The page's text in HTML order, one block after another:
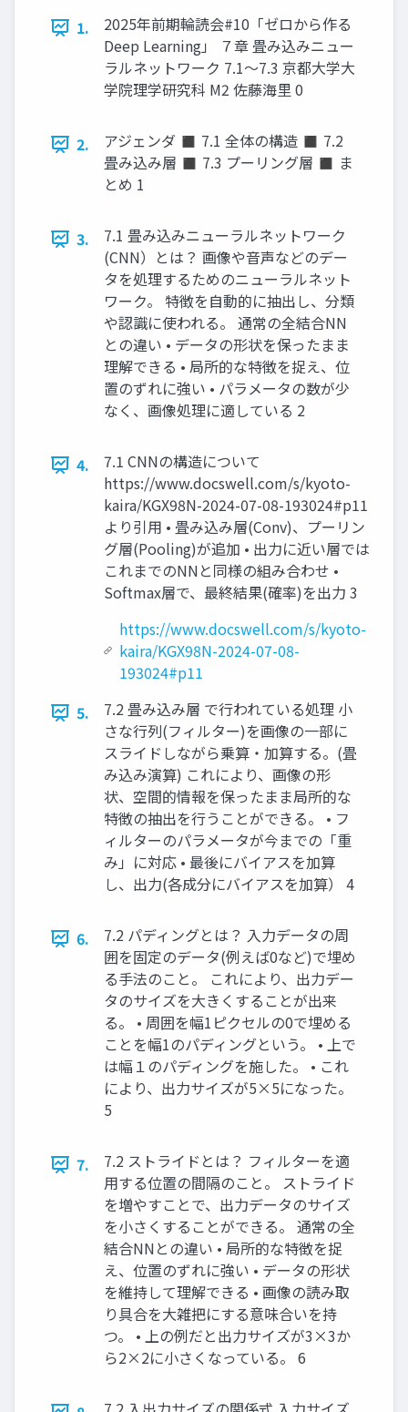
1.
2025年前期輪読会#10「ゼロから作る
Deep Learning」 ７章 畳み込みニュー
ラルネットワーク 7.1～7.3 京都大学大
学院理学研究科 M2 佐藤海里 0
2.
アジェンダ ◼ 7.1 全体の構造 ◼ 7.2
畳み込み層 ◼ 7.3 プーリング層 ◼ ま
とめ 1
3.
7.1 畳み込みニューラルネットワーク
(CNN）とは？ 画像や音声などのデー
タを処理するためのニューラルネット
ワーク。 特徴を自動的に抽出し、分類
や認識に使われる。 通常の全結合NN
との違い • データの形状を保ったまま
理解できる • 局所的な特徴を捉え、位
置のずれに強い • パラメータの数が少
なく、画像処理に適している 2
4.
7.1 CNNの構造について
https://www.docswell.com/s/kyoto-
kaira/KGX98N-2024-07-08-193024#p11
より引用 • 畳み込み層(Conv)、プーリン
グ層(Pooling)が追加 • 出力に近い層では
これまでのNNと同様の組み合わせ •
Softmax層で、最終結果(確率)を出力 3
https://www.docswell.com/s/kyoto-
kaira/KGX98N-2024-07-08-
193024#p11
5.
7.2 畳み込み層 で行われている処理 小
さな行列(フィルター)を画像の一部に
スライドしながら乗算・加算する。(畳
み込み演算) これにより、画像の形
状、空間的情報を保ったまま局所的な
特徴の抽出を行うことができる。 • フ
ィルターのパラメータが今までの「重
み」に対応 • 最後にバイアスを加算
し、出力(各成分にバイアスを加算） 4
6.
7.2 パディングとは？ 入力データの周
囲を固定のデータ(例えば0など)で埋め
る手法のこと。 これにより、出力デー
タのサイズを大きくすることが出来
る。 • 周囲を幅1ピクセルの0で埋める
ことを幅1のパディングという。 • 上で
は幅１のパディングを施した。 • これ
により、出力サイズが5×5になった。
5
7.
7.2 ストライドとは？ フィルターを適
用する位置の間隔のこと。 ストライド
を増やすことで、出力データのサイズ
を小さくすることができる。 通常の全
結合NNとの違い • 局所的な特徴を捉
え、位置のずれに強い • データの形状
を維持して理解できる • 画像の読み取
り具合を大雑把にする意味合いを持
つ。 • 上の例だと出力サイズが3×3か
ら2×2に小さくなっている。 6